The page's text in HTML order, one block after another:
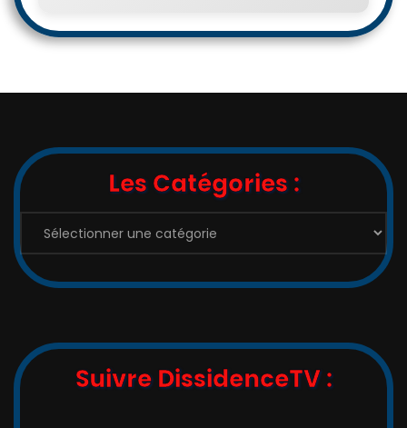
Les Catégories :
Catégories
Suivre DissidenceTV :